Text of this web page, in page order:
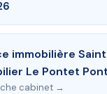
immobilière
Le Pontet
cabinet →